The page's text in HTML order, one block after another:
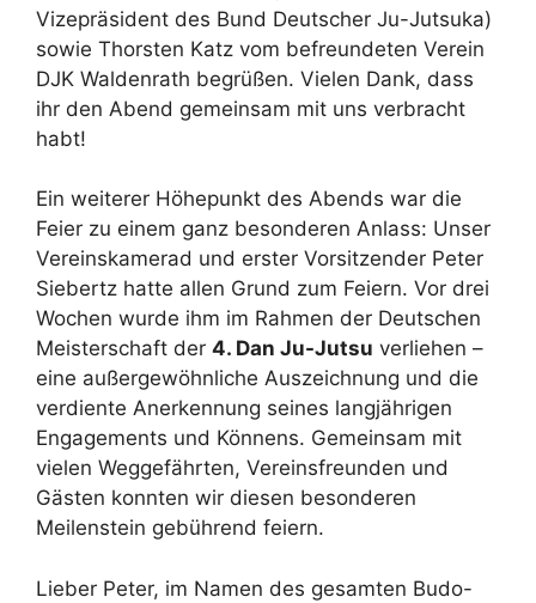
Vizepräsident des Bund Deutscher Ju-Jutsuka)
sowie Thorsten Katz vom befreundeten Verein
DJK Waldenrath begrüßen. Vielen Dank, dass
ihr den Abend gemeinsam mit uns verbracht
habt!
Ein weiterer Höhepunkt des Abends war die
Feier zu einem ganz besonderen Anlass: Unser
Vereinskamerad und erster Vorsitzender Peter
Siebertz hatte allen Grund zum Feiern. Vor drei
Wochen wurde ihm im Rahmen der Deutschen
Meisterschaft der 4. Dan Ju-Jutsu verliehen –
eine außergewöhnliche Auszeichnung und die
verdiente Anerkennung seines langjährigen
Engagements und Könnens. Gemeinsam mit
vielen Weggefährten, Vereinsfreunden und
Gästen konnten wir diesen besonderen
Meilenstein gebührend feiern.
Lieber Peter, im Namen des gesamten Budo-